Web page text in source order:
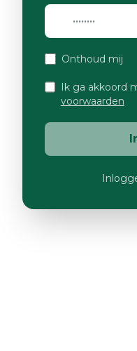
Onthoud mij
Ik ga akkoord
voorwaarden